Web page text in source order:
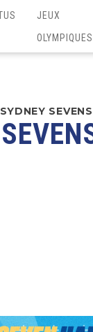
JEUX
OLYMPIQUES
SYDNEY